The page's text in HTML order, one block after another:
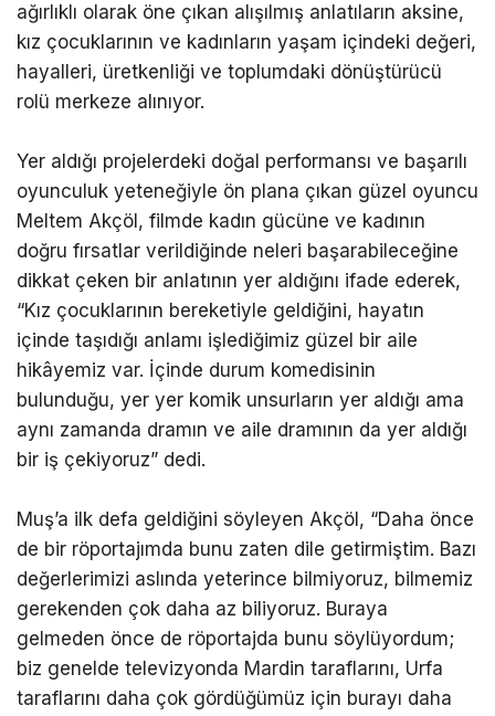
ağırlıklı olarak öne çıkan alışılmış anlatıların aksine,
kız çocuklarının ve kadınların yaşam içindeki değeri,
hayalleri, üretkenliği ve toplumdaki dönüştürücü
rolü merkeze alınıyor.
Yer aldığı projelerdeki doğal performansı ve başarılı
oyunculuk yeteneğiyle ön plana çıkan güzel oyuncu
Meltem Akçöl, filmde kadın gücüne ve kadının
doğru fırsatlar verildiğinde neleri başarabileceğine
dikkat çeken bir anlatının yer aldığını ifade ederek,
“Kız çocuklarının bereketiyle geldiğini, hayatın
içinde taşıdığı anlamı işlediğimiz güzel bir aile
hikâyemiz var. İçinde durum komedisinin
bulunduğu, yer yer komik unsurların yer aldığı ama
aynı zamanda dramın ve aile dramının da yer aldığı
bir iş çekiyoruz” dedi.
Muş’a ilk defa geldiğini söyleyen Akçöl, “Daha önce
de bir röportajımda bunu zaten dile getirmiştim. Bazı
değerlerimizi aslında yeterince bilmiyoruz, bilmemiz
gerekenden çok daha az biliyoruz. Buraya
gelmeden önce de röportajda bunu söylüyordum;
biz genelde televizyonda Mardin taraflarını, Urfa
taraflarını daha çok gördüğümüz için burayı daha